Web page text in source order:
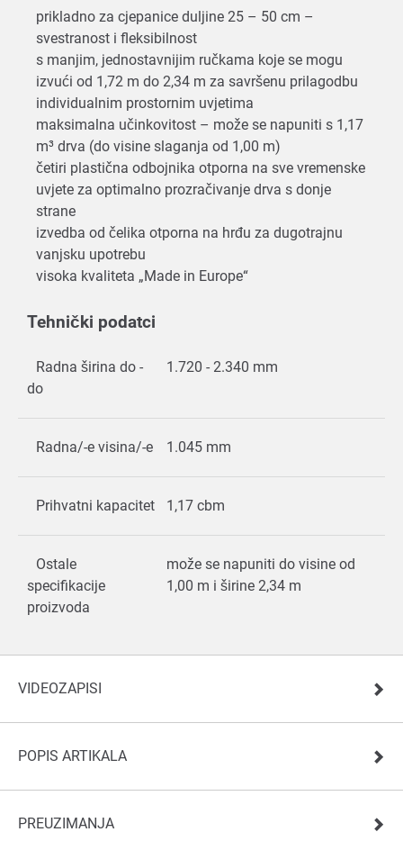
prikladno za cjepanice duljine 25 – 50 cm –
svestranost i fleksibilnost
s manjim, jednostavnijim ručkama koje se mogu
izvući od 1,72 m do 2,34 m za savršenu prilagodbu
individualnim prostornim uvjetima
maksimalna učinkovitost – može se napuniti s 1,17
m³ drva (do visine slaganja od 1,00 m)
četiri plastična odbojnika otporna na sve vremenske
uvjete za optimalno prozračivanje drva s donje
strane
izvedba od čelika otporna na hrđu za dugotrajnu
vanjsku upotrebu
visoka kvaliteta „Made in Europe“
Tehnički podatci
Radna širina do -
do
1.720 - 2.340 mm
Radna/-e visina/-e 1.045 mm
Prihvatni kapacitet 1,17 cbm
Ostale
specifikacije
proizvoda
može se napuniti do visine od
1,00 m i širine 2,34 m
VIDEOZAPISI
POPIS ARTIKALA
PREUZIMANJA